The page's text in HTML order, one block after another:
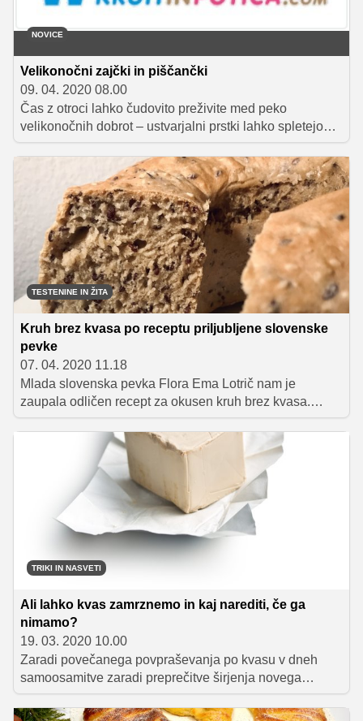
NOVICE
Velikonočni zajčki in piščančki
09. 04. 2020 08.00
Čas z otroci lahko čudovito preživite med peko
velikonočnih dobrot – ustvarjalni prstki lahko spletejo
zajčke ali živali po svoji izbiri, testo po tem receptu bo
ravno prav mehko za ustvarjanje sladkih umetnin.
TESTENINE IN ŽITA
Kruh brez kvasa po receptu priljubljene slovenske
pevke
07. 04. 2020 11.18
Mlada slovenska pevka Flora Ema Lotrič nam je
zaupala odličen recept za okusen kruh brez kvasa.
Priprava je hitra (vzela vam bo zgolj 5 minut) in zelo
preprosta, saj morate vse sestavine samo zmešati v
veliki posodi, ostalo delo pa bo namesto vas opravila
pečica. Kljub temu, da testo ne rabi gnetenja in
vzhajanja, je kruh zelo rahel, navdušil pa vas bo tudi s
hrustljavo skorjico.
TRIKI IN NASVETI
Ali lahko kvas zamrznemo in kaj narediti, če ga
nimamo?
19. 03. 2020 10.00
Zaradi povečanega povpraševanja po kvasu v dneh
samoosamitve zaradi preprečitve širjenja novega
koronavirusa ga je v prodajalnah vse težje dobiti. A nič
zato, saj za peko kruha obstajajo tudi druge možnosti.